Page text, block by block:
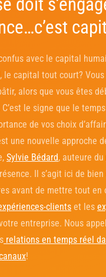
doit
avec le capital
le capital tout court?
alors que vous êtes
le signe que le
de vos choix
une nouvelle approche
Sylvie Bédard, auteure du
Il s’agit ici de
avant de mettre tout en
clients et les
entreprise. Nous
relations en temps réel
!